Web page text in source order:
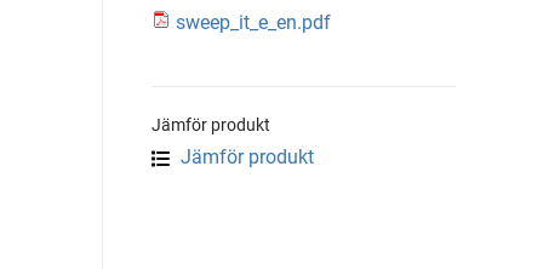
sweep_it_e_en.pdf
Jämför produkt
Jämför produkt